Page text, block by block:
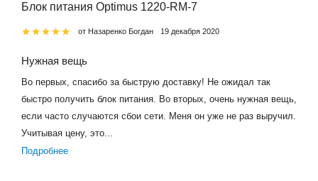
Блок питания Optimus 1220-RM-7
от Назаренко Богдан 19 декабря 2020
Нужная вещь
Во первых, спасибо за быструю доставку! Не ожидал так
быстро получить блок питания. Во вторых, очень нужная вещь,
если часто случаются сбои сети. Меня он уже не раз выручил.
Учитывая цену, это...
Подробнее